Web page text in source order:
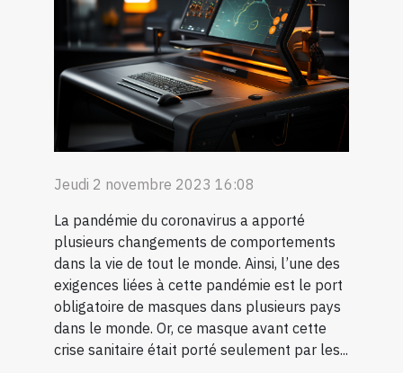
Jeudi 2 novembre 2023 16:08
La pandémie du coronavirus a apporté
plusieurs changements de comportements
dans la vie de tout le monde. Ainsi, l’une des
exigences liées à cette pandémie est le port
obligatoire de masques dans plusieurs pays
dans le monde. Or, ce masque avant cette
crise sanitaire était porté seulement par les...